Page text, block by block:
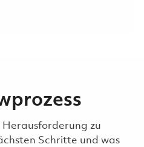
Herausforderung zu
Schritte und was